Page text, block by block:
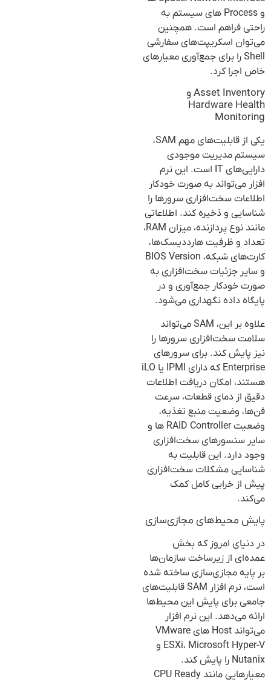
و Process های سیستم به
راحتی فراهم است. همچنین
می‌توان اسکریپت‌های سفارشی
Shell را برای جمع‌آوری معیارهای
خاص اجرا کرد.
Asset Inventory و
Hardware Health
Monitoring
یکی از قابلیت‌های مهم SAM،
سیستم مدیریت موجودی
دارایی‌های IT است. این نرم
افزار می‌تواند به صورت خودکار
اطلاعات سخت‌افزاری سرورها را
شناسایی و ذخیره کند. اطلاعاتی
مانند نوع پردازنده، میزان RAM،
تعداد و ظرفیت هارددیسک‌ها،
کارت‌های شبکه، BIOS Version
و سایر جزئیات سخت‌افزاری به
صورت خودکار جمع‌آوری و در
پایگاه داده نگهداری می‌شود.
علاوه بر این، SAM می‌تواند
سلامت سخت‌افزاری سرورها را
نیز پایش کند. برای سرورهای
Enterprise که دارای IPMI یا iLO
هستند، امکان دریافت اطلاعات
دقیق از دمای قطعات، سرعت
فن‌ها، وضعیت منبع تغذیه،
وضعیت RAID Controller ها و
سایر سنسورهای سخت‌افزاری
وجود دارد. این قابلیت به
شناسایی مشکلات سخت‌افزاری
پیش از خرابی کامل کمک
می‌کند.
پایش محیط‌های مجازی‌سازی
در دنیای امروز که بخش
عمده‌ای از زیرساخت سازمان‌ها
بر پایه مجازی‌سازی ساخته شده
است، نرم افزار SAM قابلیت‌های
جامعی برای پایش این محیط‌ها
ارائه می‌دهد. این نرم افزار
می‌تواند Host های VMware
ESXi، Microsoft Hyper-V و
Nutanix را پایش کند.
معیارهایی مانند CPU Ready